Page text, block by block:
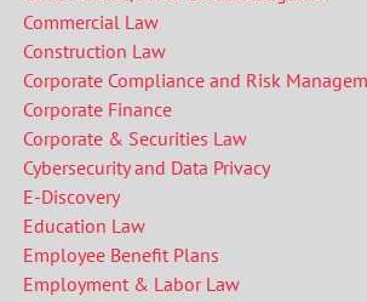
Commercial Law
Construction Law
Corporate Compliance and Risk
Corporate Finance
Corporate & Securities Law
Cybersecurity and Data Privacy
E-Discovery
Education Law
Employee Benefit Plans
Employment & Labor Law